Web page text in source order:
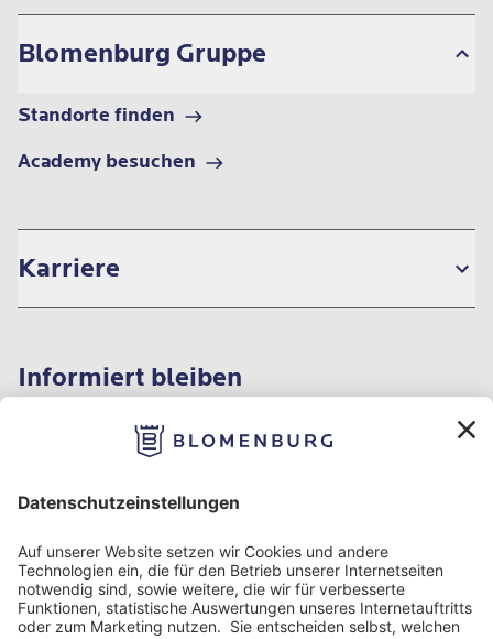
Blomenburg Gruppe
Standorte finden
Academy besuchen
Karriere
Informiert bleiben
Impressum